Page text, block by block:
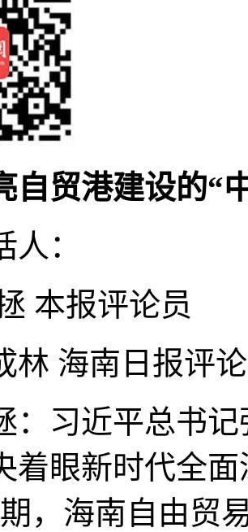
自贸港建设的“
：
报评论员
海南日报评
习近平总书记
着眼新时代全
，海南自由贸